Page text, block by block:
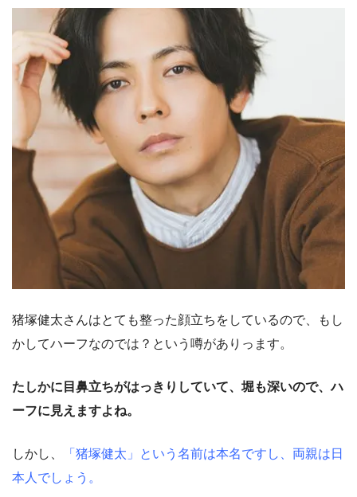
猪塚健太さんはとても整った顔立ちをしているので、もし
かしてハーフなのでは？という噂がありっます。
たしかに目鼻立ちがはっきりしていて、堀も深いので、ハ
ーフに見えますよね。
しかし、
「猪塚健太」という名前は本名ですし、両親は日
本人でしょう。